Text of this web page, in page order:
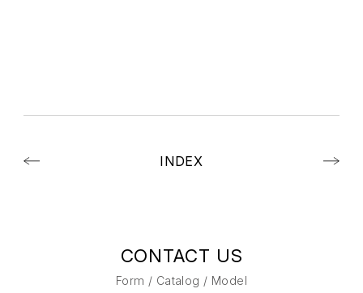
INDEX
CONTACT US
Form / Catalog / Model